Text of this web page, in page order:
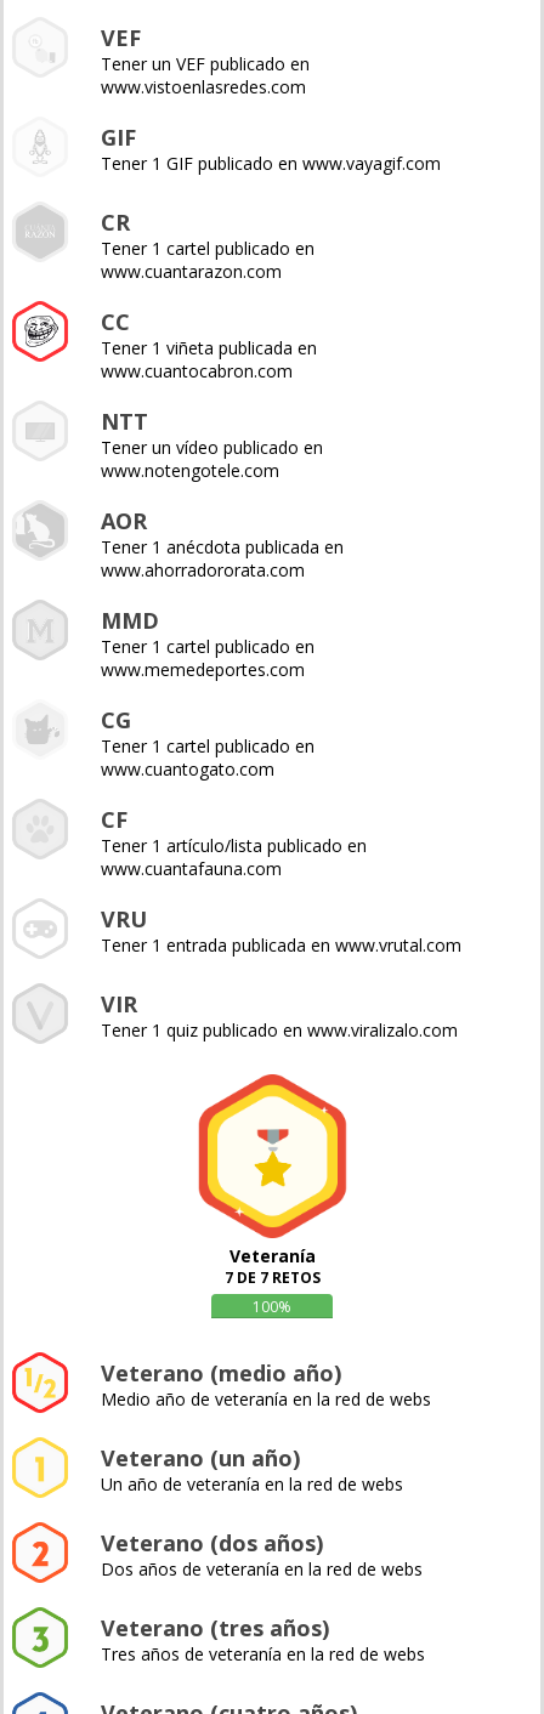
VEF
Tener un VEF publicado en
www.vistoenlasredes.com
GIF
Tener 1 GIF publicado en www.vayagif.com
CR
Tener 1 cartel publicado en
www.cuantarazon.com
CC
Tener 1 viñeta publicada en
www.cuantocabron.com
NTT
Tener un vídeo publicado en
www.notengotele.com
AOR
Tener 1 anécdota publicada en
www.ahorradororata.com
MMD
Tener 1 cartel publicado en
www.memedeportes.com
CG
Tener 1 cartel publicado en
www.cuantogato.com
CF
Tener 1 artículo/lista publicado en
www.cuantafauna.com
VRU
Tener 1 entrada publicada en www.vrutal.com
VIR
Tener 1 quiz publicado en www.viralizalo.com
Veteranía
7 DE 7 RETOS
100%
Veterano (medio año)
Medio año de veteranía en la red de webs
Veterano (un año)
Un año de veteranía en la red de webs
Veterano (dos años)
Dos años de veteranía en la red de webs
Veterano (tres años)
Tres años de veteranía en la red de webs